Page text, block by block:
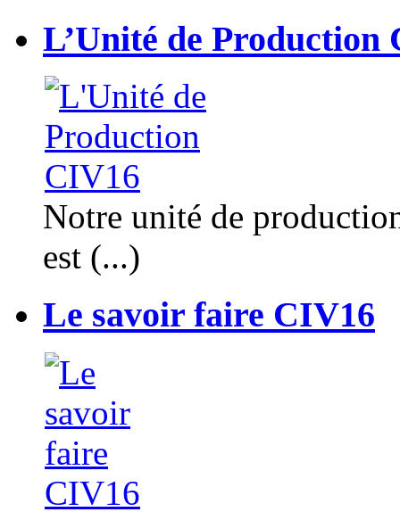
L’Unité de Production
Notre unité de
est (...)
Le savoir faire CIV16